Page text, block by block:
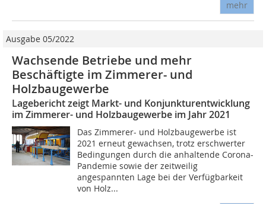
mehr
Ausgabe 05/2022
Wachsende Betriebe und mehr
Beschäftigte im Zimmerer- und
Holzbaugewerbe
Lagebericht zeigt Markt- und Konjunkturentwicklung
im Zimmerer- und Holzbaugewerbe im Jahr 2021
Das Zimmerer- und Holzbaugewerbe ist
2021 erneut gewachsen, trotz erschwerter
Bedingungen durch die anhaltende Corona-
Pandemie sowie der zeitweilig
angespannten Lage bei der Verfügbarkeit
von Holz...